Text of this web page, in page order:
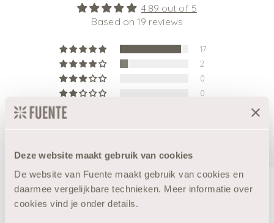
Deze website maakt gebruik van cookies
De website van Fuente maakt gebruik van cookies en
daarmee vergelijkbare technieken. Meer informatie over
cookies vind je onder details.
4.89 out of 5
Based on 19 reviews
17
2
0
0